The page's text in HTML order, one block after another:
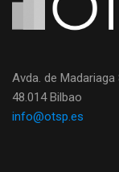
Avda. de Madariaga
48.014 Bilbao
info@otsp.es